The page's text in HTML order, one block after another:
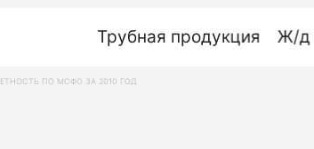
Трубная продукция Ж/д
ПО МСФО ЗА 2010 ГОД